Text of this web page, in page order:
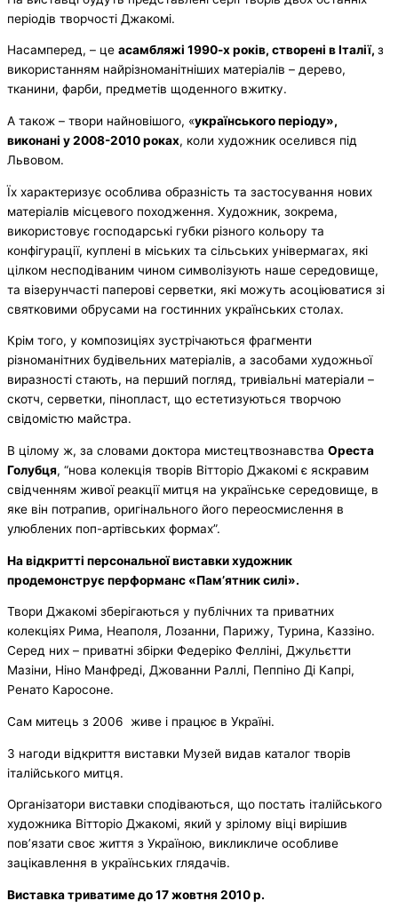
періодів творчості Джакомі.
Насамперед, – це асамбляжі 1990-х років, створені в Італії, з
використанням найрізноманітніших матеріалів – дерево,
тканини, фарби, предметів щоденного вжитку.
А також – твори найновішого, «українського періоду»,
виконані у 2008-2010 роках, коли художник оселився під
Львовом.
Їх характеризує особлива образність та застосування нових
матеріалів місцевого походження. Художник, зокрема,
використовує господарські губки різного кольору та
конфігурації, куплені в міських та сільських універмагах, які
цілком несподіваним чином символізують наше середовище,
та візерунчасті паперові серветки, які можуть асоціюватися зі
святковими обрусами на гостинних українських столах.
Крім того, у композиціях зустрічаються фрагменти
різноманітних будівельних матеріалів, а засобами художньої
виразності стають, на перший погляд, тривіальні матеріали –
скотч, серветки, пінопласт, що естетизуються творчою
свідомістю майстра.
В цілому ж, за словами доктора мистецтвознавства Ореста
Голубця, “нова колекція творів Вітторіо Джакомі є яскравим
свідченням живої реакції митця на українське середовище, в
яке він потрапив, оригінального його переосмислення в
улюблених поп-артівських формах”.
На відкритті персональної виставки художник
продемонструє перформанс «Пам’ятник силі».
Твори Джакомі зберігаються у публічних та приватних
колекціях Рима, Неаполя, Лозанни, Парижу, Турина, Каззіно.
Серед них – приватні збірки Федеріко Фелліні, Джульєтти
Мазіни, Ніно Манфреді, Джованни Раллі, Пеппіно Ді Капрі,
Ренато Каросоне.
Сам митець з 2006 живе і працює в Україні.
З нагоди відкриття виставки Музей видав каталог творів
італійського митця.
Організатори виставки сподіваються, що постать італійського
художника Вітторіо Джакомі, який у зрілому віці вирішив
пов’язати своє життя з Україною, викликличе особливе
зацікавлення в українських глядачів.
Виставка триватиме до 17 жовтня 2010 р.